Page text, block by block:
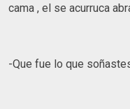
cama , el se acurruca
-Que fue lo que